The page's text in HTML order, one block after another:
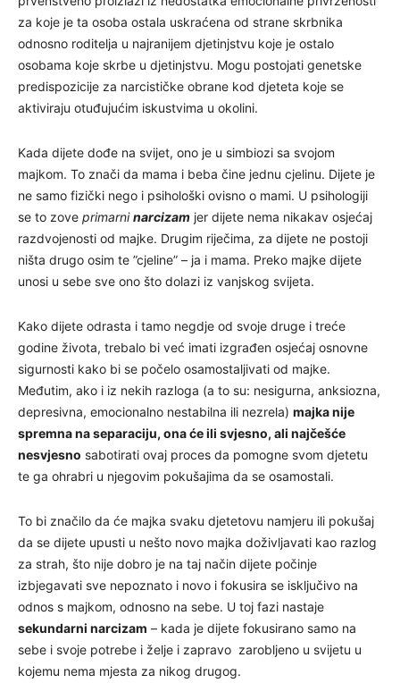
za koje je ta osoba ostala uskraćena od strane skrbnika
odnosno roditelja u najranijem djetinjstvu koje je ostalo
osobama koje skrbe u djetinjstvu. Mogu postojati genetske
predispozicije za narcističke obrane kod djeteta koje se
aktiviraju otuđujućim iskustvima u okolini.
Kada dijete dođe na svijet, ono je u simbiozi sa svojom
majkom. To znači da mama i beba čine jednu cjelinu. Dijete je
ne samo fizički nego i psihološki ovisno o mami. U psihologiji
se to zove primarninarcizam jer dijete nema nikakav osjećaj
razdvojenosti od majke. Drugim riječima, za dijete ne postoji
ništa drugo osim te ”cjeline” – ja i mama. Preko majke dijete
unosi u sebe sve ono što dolazi iz vanjskog svijeta.
Kako dijete odrasta i tamo negdje od svoje druge i treće
godine života, trebalo bi već imati izgrađen osjećaj osnovne
sigurnosti kako bi se počelo osamostaljivati od majke.
Međutim, ako i iz nekih razloga (a to su: nesigurna, anksiozna,
depresivna, emocionalno nestabilna ili nezrela) majka nije
spremna na separaciju, ona će ili svjesno, ali najčešće
nesvjesno sabotirati ovaj proces da pomogne svom djetetu
te ga ohrabri u njegovim pokušajima da se osamostali.
To bi značilo da će majka svaku djetetovu namjeru ili pokušaj
da se dijete upusti u nešto novo majka doživljavati kao razlog
za strah, što nije dobro je na taj način dijete počinje
izbjegavati sve nepoznato i novo i fokusira se isključivo na
odnos s majkom, odnosno na sebe. U toj fazi nastaje
sekundarni narcizam – kada je dijete fokusirano samo na
sebe i svoje potrebe i želje i zapravo zarobljeno u svijetu u
kojemu nema mjesta za nikog drugog.